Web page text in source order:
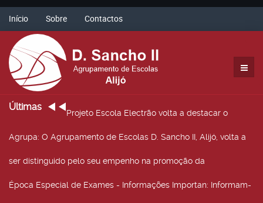
Início Sobre Contactos
Últimas
Projeto Escola Electrão volta a destacar o
Agrupa: O Agrupamento de Escolas D. Sancho II, Alijó, volta a
ser distinguido pelo seu empenho na promoção da
Época Especial de Exames - Informações Importan: Informam-